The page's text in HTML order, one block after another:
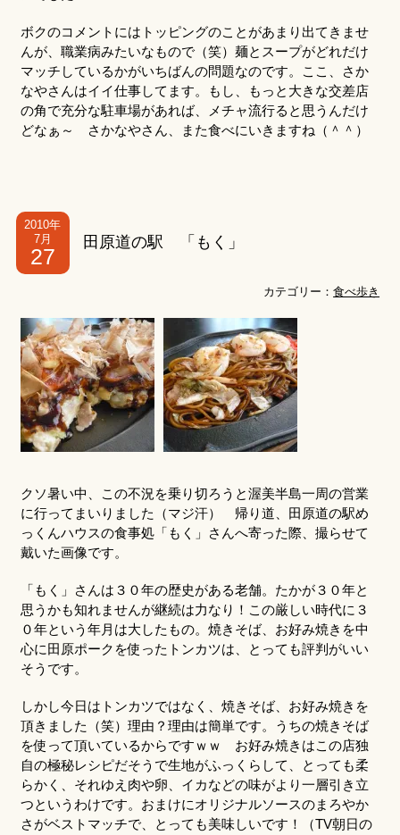
ボクのコメントにはトッピングのことがあまり出てきませ
んが、職業病みたいなもので（笑）麺とスープがどれだけ
マッチしているかがいちばんの問題なのです。ここ、さか
なやさんはイイ仕事してます。もし、もっと大きな交差店
の角で充分な駐車場があれば、メチャ流行ると思うんだけ
どなぁ～ さかなやさん、また食べにいきますね（＾＾）
2010年
7月
27
田原道の駅 「もく」
カテゴリー：食べ歩き
クソ暑い中、この不況を乗り切ろうと渥美半島一周の営業
に行ってまいりました（マジ汗） 帰り道、田原道の駅め
っくんハウスの食事処「もく」さんへ寄った際、撮らせて
戴いた画像です。
「もく」さんは３０年の歴史がある老舗。たかが３０年と
思うかも知れませんが継続は力なり！この厳しい時代に３
０年という年月は大したもの。焼きそば、お好み焼きを中
心に田原ポークを使ったトンカツは、とっても評判がいい
そうです。
しかし今日はトンカツではなく、焼きそば、お好み焼きを
頂きました（笑）理由？理由は簡単です。うちの焼きそば
を使って頂いているからですｗｗ お好み焼きはこの店独
自の極秘レシピだそうで生地がふっくらして、とっても柔
らかく、それゆえ肉や卵、イカなどの味がより一層引き立
つというわけです。おまけにオリジナルソースのまろやか
さがベストマッチで、とっても美味しいです！（TV朝日の